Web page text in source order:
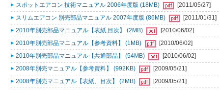
スポットエアコン 技術マニュアル 2006年度版 (18MB)
[2011/05/27]
スリムエアコン 別売部品マニュアル 2007年度版 (86MB)
[2011/01/31]
2010年別売部品マニュアル【表紙,目次】 (2MB)
[2010/06/02]
2010年別売部品マニュアル【参考資料】 (1MB)
[2010/06/02]
2010年別売部品マニュアル【共通部品】 (54MB)
[2010/06/02]
2008年別売マニュアル【参考資料】 (992KB)
[2009/05/21]
2008年別売マニュアル【表紙、目次】 (2MB)
[2009/05/21]